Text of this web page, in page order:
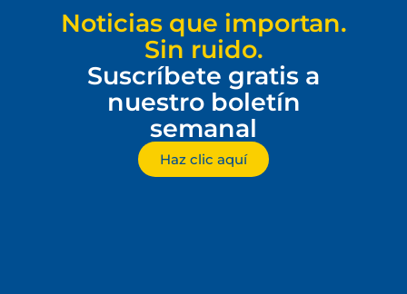
Noticias que importan.
Sin ruido.
Suscríbete gratis a
nuestro boletín
semanal
Haz clic aquí